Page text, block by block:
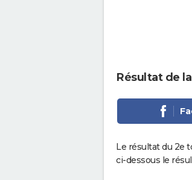
Résultat de
Le résultat du 2e
ci-dessous le